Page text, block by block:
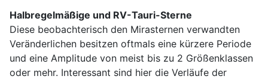
Halbregelmäßige und RV-Tauri-Sterne
Diese beobachterisch den Mirasternen verwandten
Veränderlichen besitzen oftmals eine kürzere Periode
und eine Amplitude von meist bis zu 2 Größenklassen
oder mehr. Interessant sind hier die Verläufe der